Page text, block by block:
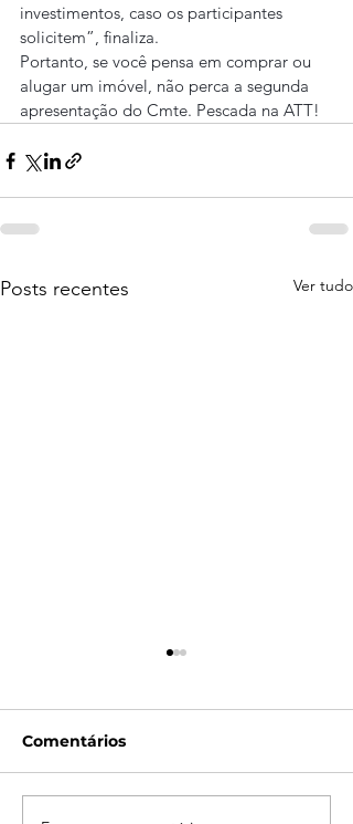
investimentos, caso os participantes
solicitem”, finaliza.
Portanto, se você pensa em comprar ou
alugar um imóvel, não perca a segunda
apresentação do Cmte. Pescada na ATT!
Posts recentes Ver tudo
Comentários